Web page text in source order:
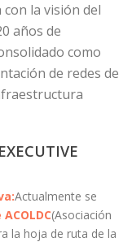
la visión del
años de
como
de redes de
Actualmente se
(Asociación
la hoja de ruta de la